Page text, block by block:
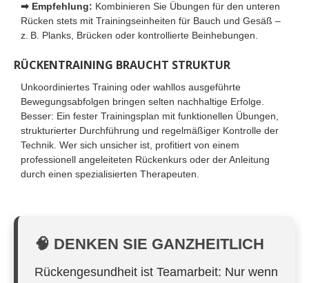
➡ Empfehlung: Kombinieren Sie Übungen für den unteren
Rücken stets mit Trainingseinheiten für Bauch und Gesäß –
z. B. Planks, Brücken oder kontrollierte Beinhebungen.
RÜCKENTRAINING BRAUCHT STRUKTUR
Unkoordiniertes Training oder wahllos ausgeführte
Bewegungsabfolgen bringen selten nachhaltige Erfolge.
Besser: Ein fester Trainingsplan mit funktionellen Übungen,
strukturierter Durchführung und regelmäßiger Kontrolle der
Technik. Wer sich unsicher ist, profitiert von einem
professionell angeleiteten Rückenkurs oder der Anleitung
durch einen spezialisierten Therapeuten.
🧠 DENKEN SIE GANZHEITLICH
Rückengesundheit ist Teamarbeit: Nur wenn